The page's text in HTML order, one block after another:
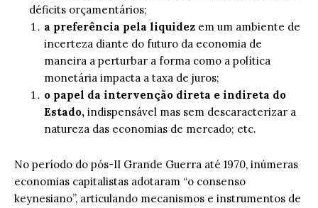
déficits orçamentários;
a preferência pela liquidez em um ambiente de
incerteza diante do futuro da economia de
maneira a perturbar a forma como a política
monetária impacta a taxa de juros;
o papel da intervenção direta e indireta do
Estado, indispensável mas sem descaracterizar a
natureza das economias de mercado; etc.
No período do pós-II Grande Guerra até 1970, inúmeras
economias capitalistas adotaram “o consenso
keynesiano”, articulando mecanismos e instrumentos de